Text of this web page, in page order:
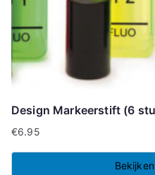
Design Markeerstift (6
€6.95